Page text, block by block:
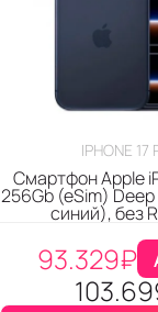
IPHONE 17
Смартфон Apple
256Gb (eSim)
синий), без
93.329₽